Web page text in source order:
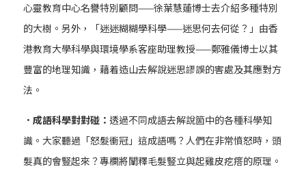
心靈教育中心名譽特別顧問——徐葉慧蓮博士去介紹多種特別
的大樹。另外，「迷迷糊糊學科學——迷思何去何從？」由香
港教育大學科學與環境學系客座助理教授——鄭雅儀博士以其
豐富的地理知識，藉着造山去解說迷思謬誤的害處及其應對方
法。
．成語科學對對碰： 透過不同成語去解說箇中的各種科學知
識。大家聽過「怒髮衝冠」這成語嗎？人們在非常憤怒時，頭
髮真的會豎起來？專欄將闡釋毛髮豎立與起雞皮疙瘩的原理。